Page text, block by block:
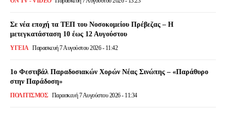
Σε νέα εποχή τα ΤΕΠ του Νοσοκομείου Πρέβεζας – Η
μετεγκατάσταση 10 έως 12 Αυγούστου
ΥΓΕΙΑ Παρασκευή 7 Αυγούστου 2026 - 11:42
1ο Φεστιβάλ Παραδοσιακών Χορών Νέας Σινώπης – «Παράθυρο
στην Παράδοση»
ΠΟΛΙΤΙΣΜΌΣ Παρασκευή 7 Αυγούστου 2026 - 11:34